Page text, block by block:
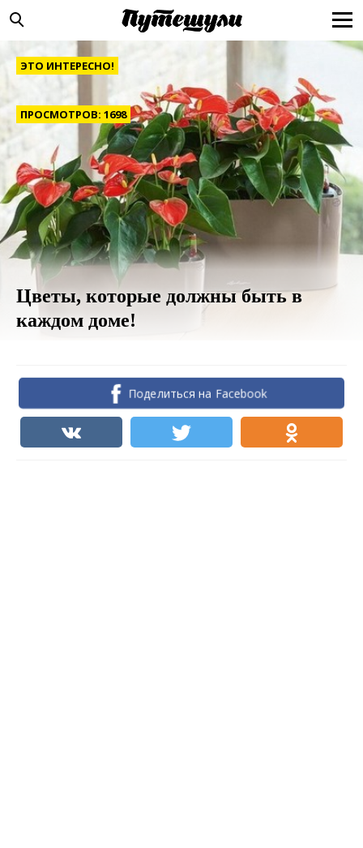
ЭТО ИНТЕРЕСНО!
ПРОСМОТРОВ: 1698
Цветы, которые должны быть в
каждом доме!
Поделиться на Facebook